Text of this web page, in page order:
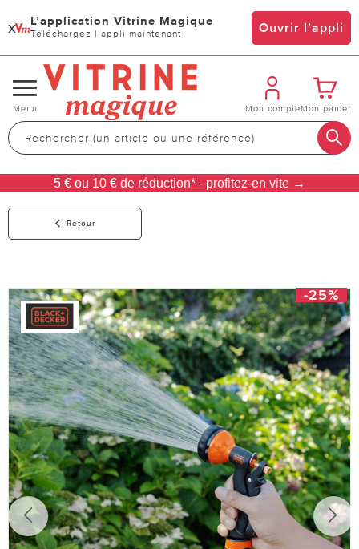
x L’application Vitrine Magique
Téléchargez l’appli maintenant Ouvrir l’appli
Changer
de
navigation
Menu Mon compteMon panier
5 € ou 10 € de réduction* - profitez-en vite →
Retour
-25%